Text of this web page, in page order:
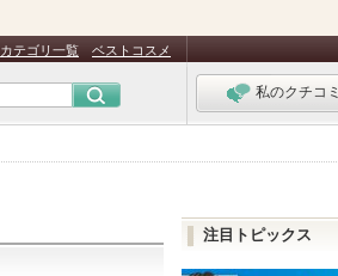
カテゴリ一覧 ベストコスメ
私のクチコミ
注目トピックス